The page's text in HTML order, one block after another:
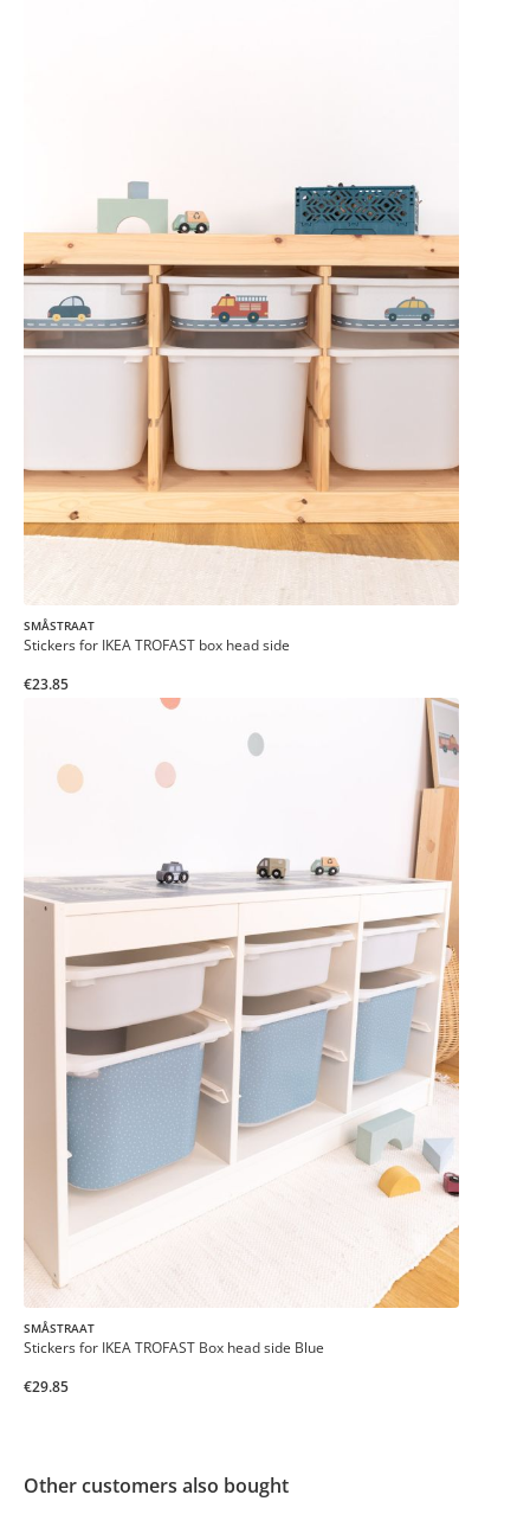
SMÅSTRAAT
Stickers for IKEA TROFAST box head side
€23.85
SMÅSTRAAT
Stickers for IKEA TROFAST Box head side Blue
€29.85
Other customers also bought